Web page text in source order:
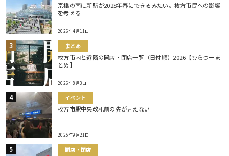
京橋の南に新駅が2028年春にできるみたい。枚方市民への影響
を考える
2026年4月11日
まとめ
枚方市内と近隣の開店・閉店一覧（日付順）2026【ひらつーま
とめ】
2026年8月3日
イベント
枚方市駅中央改札前の先が見えない
2025年9月21日
開店・閉店